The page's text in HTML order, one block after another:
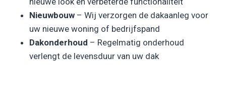
Nieuwbouw – Wij verzorgen de dakaanleg voor
uw nieuwe woning of bedrijfspand
Dakonderhoud – Regelmatig onderhoud
verlengt de levensduur van uw dak